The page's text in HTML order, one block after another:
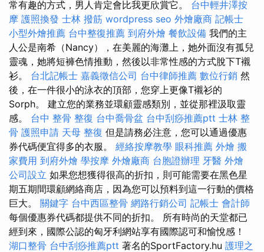
常有趣的方式，男人肯定會比我更欣賞它。 台中輕井澤按
摩 護照換發 士林 撥筋 wordpress seo 外燴廠商 記帳士
小型外燴推薦 台中整復推薦 到府外燴 餐飲設備 我們的主
人公是南希（Nancy），在美麗的海灘上，她外面沒有孤兒
靈魂，她將短褲色情推動，然後以非常性感的方式脫下T襯
衫。 台北記帳士 嘉義徵信公司 台中律師推薦 數位行銷 然
後，在一件很小的泳衣的頂部，您穿上更像T襯衫的
Sorph。 建立您的業務並環顧靈感類別，並從那裡汲取靈
感。 台中 整骨 整復 台中喬骨盆 台中刮痧推薦ptt 士林 整
骨 護照申請 天母 整復 但是請務必注意，您可以通過優惠
券代碼便宜得多的衣服。 經絡按摩教學 眼科推薦 外燴 搬
家費用 到府外燴 學按摩 外燴廠商 台胞證辦理 牙醫 外燴
公司設立 如果您想獲得很高的折扣，則可能需要在黑色星
期五期間環顧網絡商店，因為您可以預料到這一行動的價格
巨大。 關鍵字 台中西區整骨 網路行銷公司 記帳士 會計師
每個優惠券代碼都提供不同的折扣。 所有時尚的天堂都已
經到來，國際公認的匈牙利網站享有國際認可和愉悅感！
湖口整骨 台中刮痧推薦ptt 著名的SportFactory.hu 護理之